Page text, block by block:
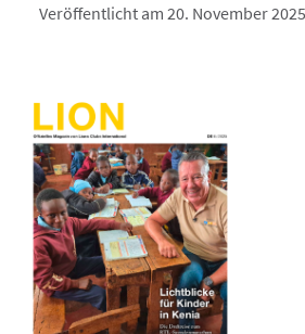
Veröffentlicht am 20. November 2025